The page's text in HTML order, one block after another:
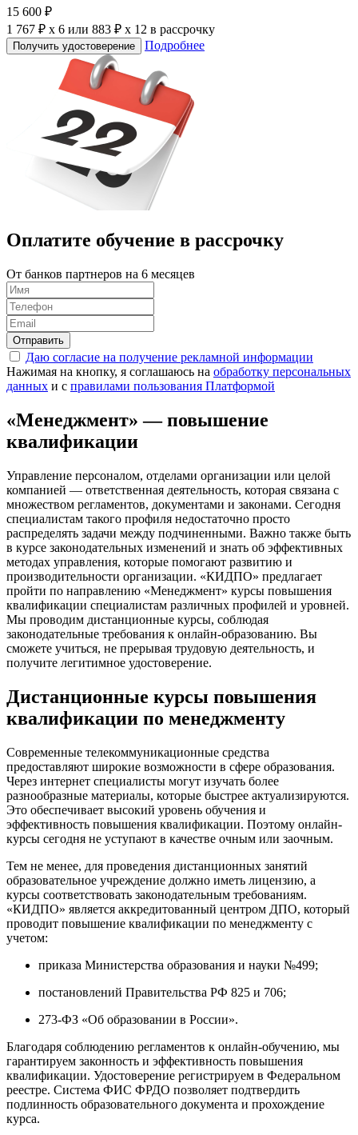
15 600 ₽
1 767 ₽ x 6 или 883 ₽ x 12 в рассрочку
Получить удостоверение Подробнее
Оплатите обучение в рассрочку
От банков партнеров на 6 месяцев
Отправить
Даю согласие на получение рекламной информации
Нажимая на кнопку, я соглашаюсь на обработку персональных
данных и с правилами пользования Платформой
«Менеджмент» — повышение
квалификации
Управление персоналом, отделами организации или целой
компанией — ответственная деятельность, которая связана с
множеством регламентов, документами и законами. Сегодня
специалистам такого профиля недостаточно просто
распределять задачи между подчиненными. Важно также быть
в курсе законодательных изменений и знать об эффективных
методах управления, которые помогают развитию и
производительности организации. «КИДПО» предлагает
пройти по направлению «Менеджмент» курсы повышения
квалификации специалистам различных профилей и уровней.
Мы проводим дистанционные курсы, соблюдая
законодательные требования к онлайн-образованию. Вы
сможете учиться, не прерывая трудовую деятельность, и
получите легитимное удостоверение.
Дистанционные курсы повышения
квалификации по менеджменту
Современные телекоммуникационные средства
предоставляют широкие возможности в сфере образования.
Через интернет специалисты могут изучать более
разнообразные материалы, которые быстрее актуализируются.
Это обеспечивает высокий уровень обучения и
эффективность повышения квалификации. Поэтому онлайн-
курсы сегодня не уступают в качестве очным или заочным.
Тем не менее, для проведения дистанционных занятий
образовательное учреждение должно иметь лицензию, а
курсы соответствовать законодательным требованиям.
«КИДПО» является аккредитованный центром ДПО, который
проводит повышение квалификации по менеджменту с
учетом:
приказа Министерства образования и науки №499;
постановлений Правительства РФ 825 и 706;
273-ФЗ «Об образовании в России».
Благодаря соблюдению регламентов к онлайн-обучению, мы
гарантируем законность и эффективность повышения
квалификации. Удостоверение регистрируем в Федеральном
реестре. Система ФИС ФРДО позволяет подтвердить
подлинность образовательного документа и прохождение
курса.